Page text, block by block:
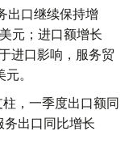
出口继续保持增
元；进口额增长
进口影响，服务贸
。
，一季度出口额同
出口同比增长